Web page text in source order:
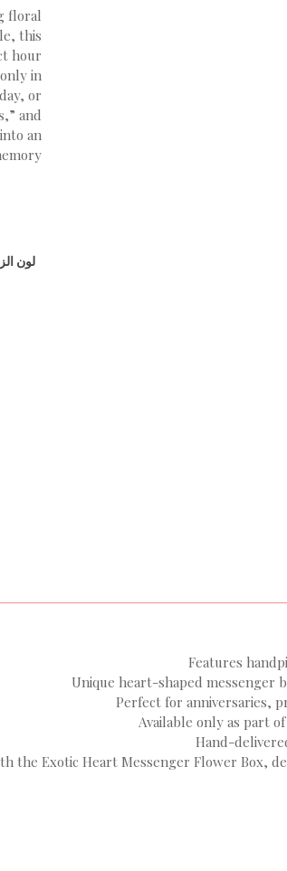
floral
this
hour.
in
or
and
an
لون
Features
Unique heart-shaped messenger
Perfect for anniversaries,
Available only as part
Hand-
Exotic Heart Messenger Flower Box,